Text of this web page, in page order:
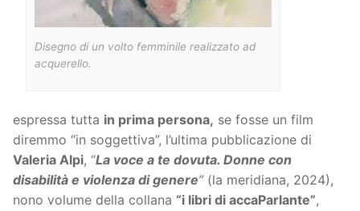
Disegno di un volto femminile realizzato ad
acquerello.
espressa tutta in prima persona, se fosse un film
diremmo “in soggettiva”, l’ultima pubblicazione di
Valeria Alpi, “La voce a te dovuta. Donne con
disabilità e violenza di genere” (la meridiana, 2024),
nono volume della collana “i libri di accaParlante”,